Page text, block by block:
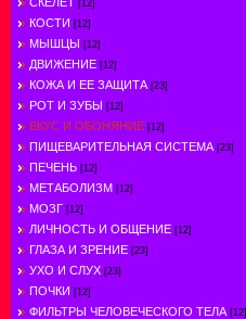
[12]
КОСТИ [12]
МЫШЦЫ [12]
ДВИЖЕНИЕ [12]
КОЖА И ЕЕ ЗАЩИТА [23]
РОТ И ЗУБЫ [12]
ВКУС И ОБОНЯНИЕ [12]
ПИЩЕВАРИТЕЛЬНАЯ СИСТЕМА [23]
ПЕЧЕНЬ [12]
МЕТАБОЛИЗМ [12]
МОЗГ [12]
ЛИЧНОСТЬ И ОБЩЕНИЕ [12]
ГЛАЗА И ЗРЕНИЕ [23]
УХО И СЛУХ [23]
ПОЧКИ [12]
ФИЛЬТРЫ ЧЕЛОВЕЧЕСКОГО ТЕЛА [12]